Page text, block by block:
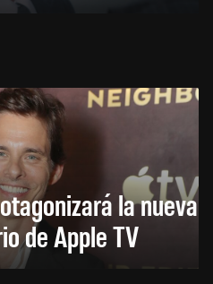
la nueva
de Apple TV